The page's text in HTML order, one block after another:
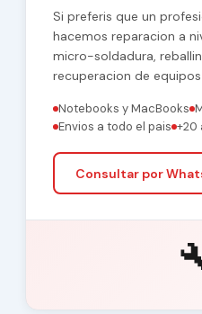
Si preferis que un
hacemos reparacion a
micro-soldadura,
recuperacion de
Notebooks y MacBooks
Envios a todo el pais +20
Consultar por